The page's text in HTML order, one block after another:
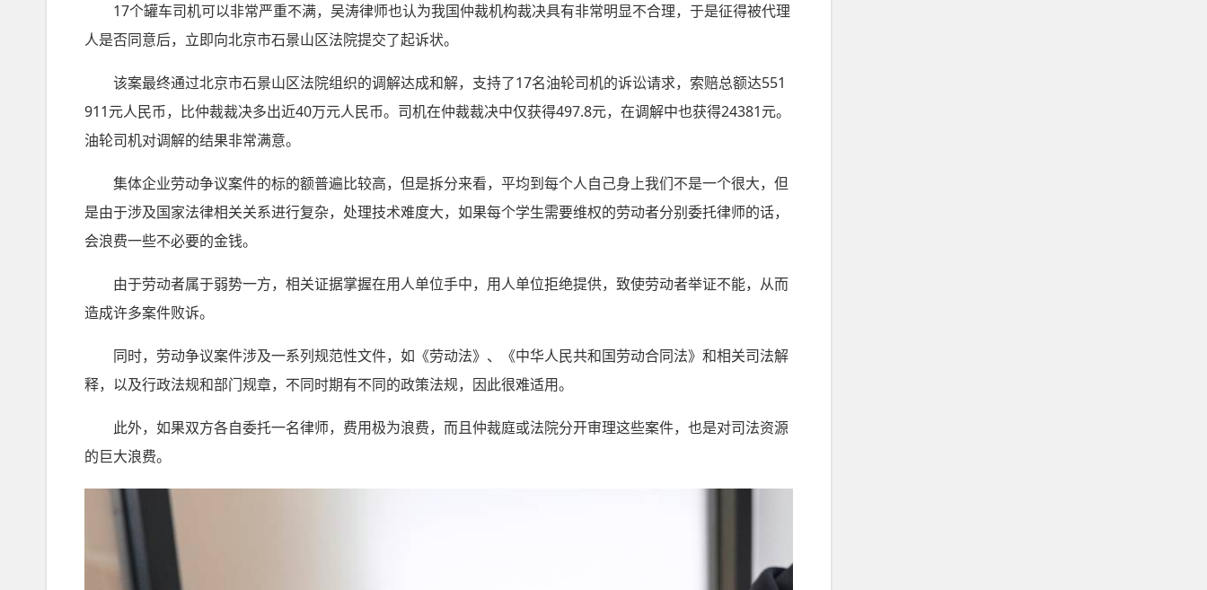
17个罐车司机可以非常严重不满，吴涛律师也认为我国仲裁机构裁决具有非常明显不合理，于是征得被代理
人是否同意后，立即向北京市石景山区法院提交了起诉状。
该案最终通过北京市石景山区法院组织的调解达成和解，支持了17名油轮司机的诉讼请求，索赔总额达551
911元人民币，比仲裁裁决多出近40万元人民币。司机在仲裁裁决中仅获得497.8元，在调解中也获得24381元。
油轮司机对调解的结果非常满意。
集体企业劳动争议案件的标的额普遍比较高，但是拆分来看，平均到每个人自己身上我们不是一个很大，但
是由于涉及国家法律相关关系进行复杂，处理技术难度大，如果每个学生需要维权的劳动者分别委托律师的话，
会浪费一些不必要的金钱。
由于劳动者属于弱势一方，相关证据掌握在用人单位手中，用人单位拒绝提供，致使劳动者举证不能，从而
造成许多案件败诉。
同时，劳动争议案件涉及一系列规范性文件，如《劳动法》、《中华人民共和国劳动合同法》和相关司法解
释，以及行政法规和部门规章，不同时期有不同的政策法规，因此很难适用。
此外，如果双方各自委托一名律师，费用极为浪费，而且仲裁庭或法院分开审理这些案件，也是对司法资源
的巨大浪费。